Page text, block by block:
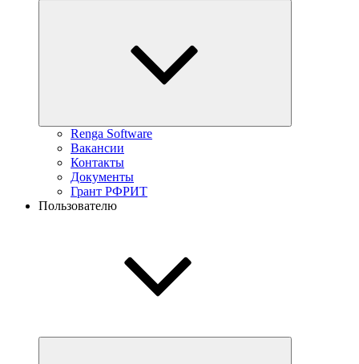
Renga Software
Вакансии
Контакты
Документы
Грант РФРИТ
Пользователю